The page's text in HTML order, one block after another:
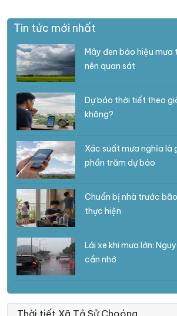
Tin tức mới nhất
Mây đen báo hiệu mưa
nên quan sát
Dự báo thời tiết theo
không?
Xác suất mưa nghĩa là
phần trăm dự báo
Chuẩn bị nhà trước
thực hiện
Lái xe khi mưa lớn:
cần nhớ
Thời tiết Xã Tả Sử Choóng